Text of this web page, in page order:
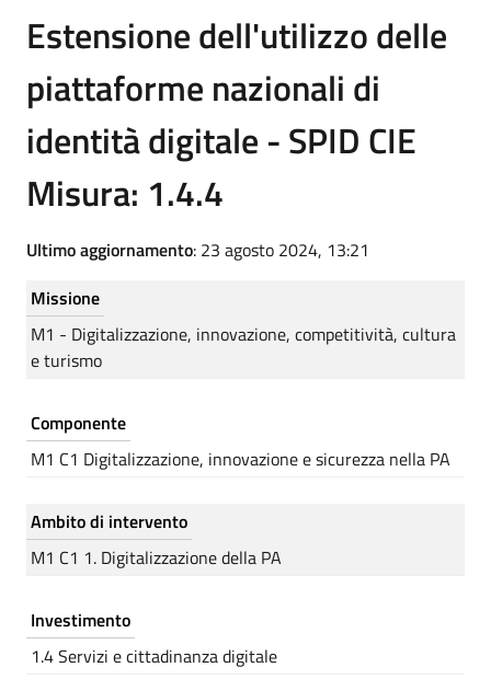
Estensione dell'utilizzo delle
piattaforme nazionali di
identità digitale - SPID CIE
Misura: 1.4.4
Ultimo aggiornamento: 23 agosto 2024, 13:21
Missione
M1 - Digitalizzazione, innovazione, competitività, cultura
e turismo
Componente
M1 C1 Digitalizzazione, innovazione e sicurezza nella PA
Ambito di intervento
M1 C1 1. Digitalizzazione della PA
Investimento
1.4 Servizi e cittadinanza digitale